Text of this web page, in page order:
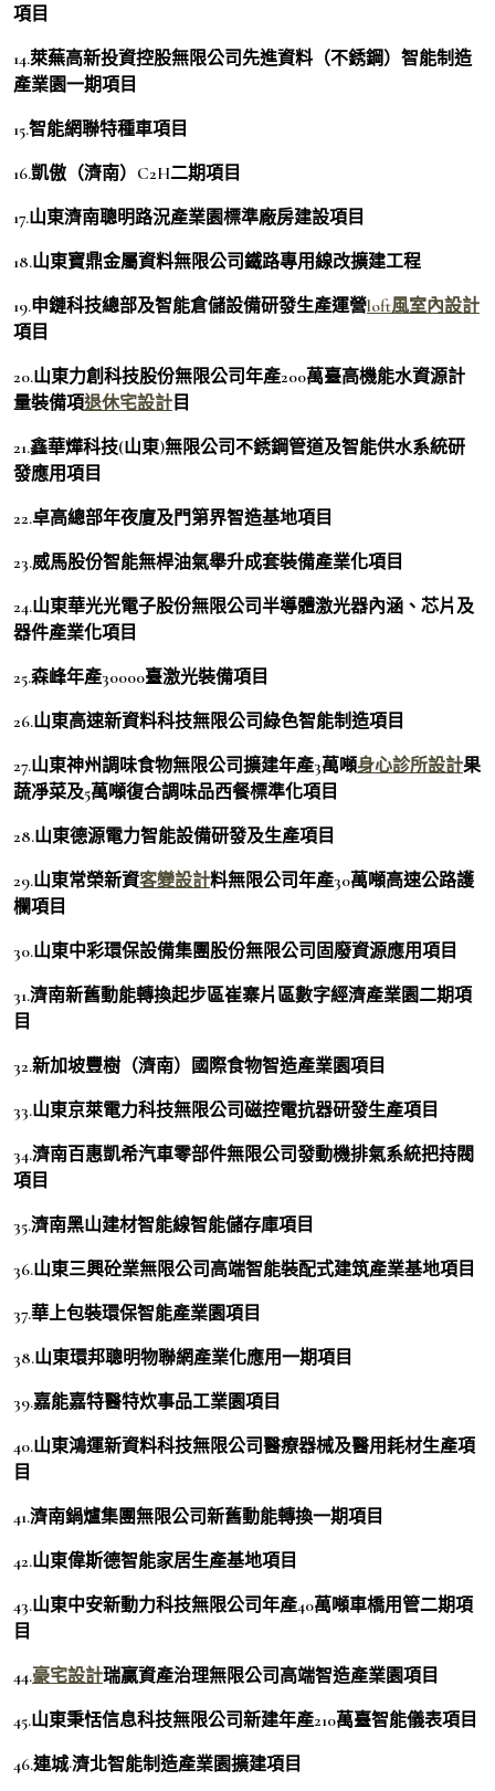
項目
14.萊蕪高新投資控股無限公司先進資料（不銹鋼）智能制造
產業園一期項目
15.智能網聯特種車項目
16.凱傲（濟南）C2H二期項目
17.山東濟南聰明路況產業園標準廠房建設項目
18.山東寶鼎金屬資料無限公司鐵路專用線改擴建工程
19.申鏈科技總部及智能倉儲設備研發生產運營loft風室內設計
項目
20.山東力創科技股份無限公司年產200萬臺高機能水資源計
量裝備項退休宅設計 目
21.鑫華燁科技(山東)無限公司不銹鋼管道及智能供水系統研
發應用項目
22.卓高總部年夜廈及門第界智造基地項目
23.威馬股份智能無桿油氣舉升成套裝備產業化項目
24.山東華光光電子股份無限公司半導體激光器內涵、芯片及
器件產業化項目
25.森峰年產30000臺激光裝備項目
26.山東高速新資料科技無限公司綠色智能制造項目
27.山東神州調味食物無限公司擴建年產3萬噸身心診所設計果
蔬凈菜及5萬噸復合調味品西餐標準化項目
28.山東德源電力智能設備研發及生產項目
29.山東常榮新資客變設計料無限公司年產30萬噸高速公路護
欄項目
30.山東中彩環保設備集團股份無限公司固廢資源應用項目
31.濟南新舊動能轉換起步區崔寨片區數字經濟產業園二期項
目
32.新加坡豐樹（濟南）國際食物智造產業園項目
33.山東京萊電力科技無限公司磁控電抗器研發生產項目
34.濟南百惠凱希汽車零部件無限公司發動機排氣系統把持閥
項目
35.濟南黑山建材智能線智能儲存庫項目
36.山東三興砼業無限公司高端智能裝配式建筑產業基地項目
37.華上包裝環保智能產業園項目
38.山東環邦聰明物聯網產業化應用一期項目
39.嘉能嘉特醫特炊事品工業園項目
40.山東鴻運新資料科技無限公司醫療器械及醫用耗材生產項
目
41.濟南鍋爐集團無限公司新舊動能轉換一期項目
42.山東偉斯德智能家居生產基地項目
43.山東中安新動力科技無限公司年產40萬噸車橋用管二期項
目
44.豪宅設計瑞贏資產治理無限公司高端智造產業園項目
45.山東秉恬信息科技無限公司新建年產210萬臺智能儀表項目
46.連城·濟北智能制造產業園擴建項目